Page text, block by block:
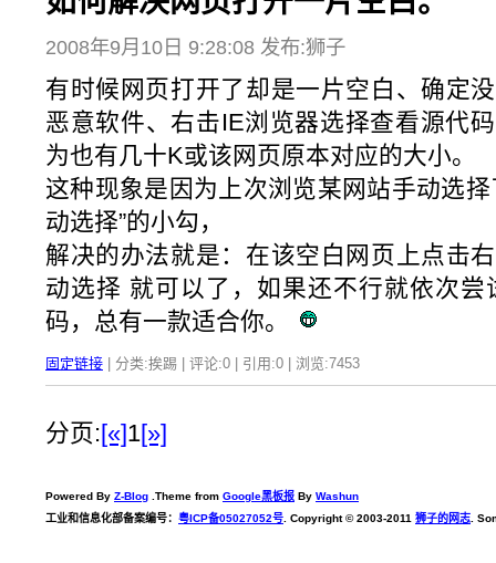
2008年9月10日 9:28:08 发布:狮子
有时候网页打开了却是一片空白、确定
恶意软件、右击IE浏览器选择查看源代
为也有几十K或该网页原本对应的大小。
这种现象是因为上次浏览某网站手动选
动选择”的小勾，
解决的办法就是：在该空白网页上点击
动选择 就可以了，如果还不行就依次尝
码，总有一款适合你。
固定链接 | 分类:挨踢 | 评论:0 | 引用:0 | 浏览:7453
分页:[«]1[»]
Powered By Z-Blog .Theme from Google黑板报 By Washun
工业和信息化部备案编号： 粤ICP备05027052号 . Copyright © 2003-2011 狮子的网志 .